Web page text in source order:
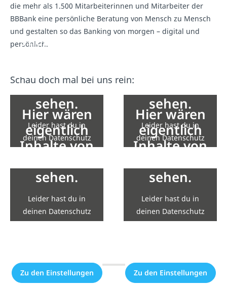
die mehr als 1.500 Mitarbeiterinnen und Mitarbeiter der
BBBank eine persönliche Beratung von Mensch zu Mensch
und gestalten so das Banking von morgen – digital und
persönlich.
Schau doch mal bei uns rein:
Hier wären
Inhalte von
YouTube zu
sehen.
Leider hast du in
deinen Datenschutz
Einstellungen die
erlaubt.
Zu den Einstellungen
Hier wären
YouTube zu
sehen.
Leider hast du in
deinen Datenschutz
Einstellungen die
erlaubt.
Zu den Einstellungen
Hier wären
eigentlich
Inhalte von
sehen.
Leider hast du in
deinen Datenschutz
Einstellungen die
Zu den Einstellungen
Hier wären
eigentlich
Inhalte von
sehen.
Leider hast du in
deinen Datenschutz
Einstellungen die
Zu den Einstellungen